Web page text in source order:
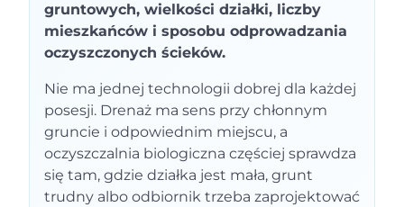
gruntowych, wielkości działki, liczby
mieszkańców i sposobu odprowadzania
oczyszczonych ścieków.
Nie ma jednej technologii dobrej dla każdej
posesji. Drenaż ma sens przy chłonnym
gruncie i odpowiednim miejscu, a
oczyszczalnia biologiczna częściej sprawdza
się tam, gdzie działka jest mała, grunt
trudny albo odbiornik trzeba zaprojektować